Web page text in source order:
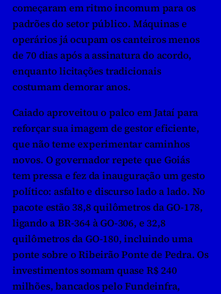
começaram em ritmo incomum para os
padrões do setor público. Máquinas e
operários já ocupam os canteiros menos
de 70 dias após a assinatura do acordo,
enquanto licitações tradicionais
costumam demorar anos.
Caiado aproveitou o palco em Jataí para
reforçar sua imagem de gestor eficiente,
que não teme experimentar caminhos
novos. O governador repete que Goiás
tem pressa e fez da inauguração um gesto
político: asfalto e discurso lado a lado. No
pacote estão 38,8 quilômetros da GO-178,
ligando a BR-364 à GO-306, e 32,8
quilômetros da GO-180, incluindo uma
ponte sobre o Ribeirão Ponte de Pedra. Os
investimentos somam quase R$ 240
milhões, bancados pelo Fundeinfra,